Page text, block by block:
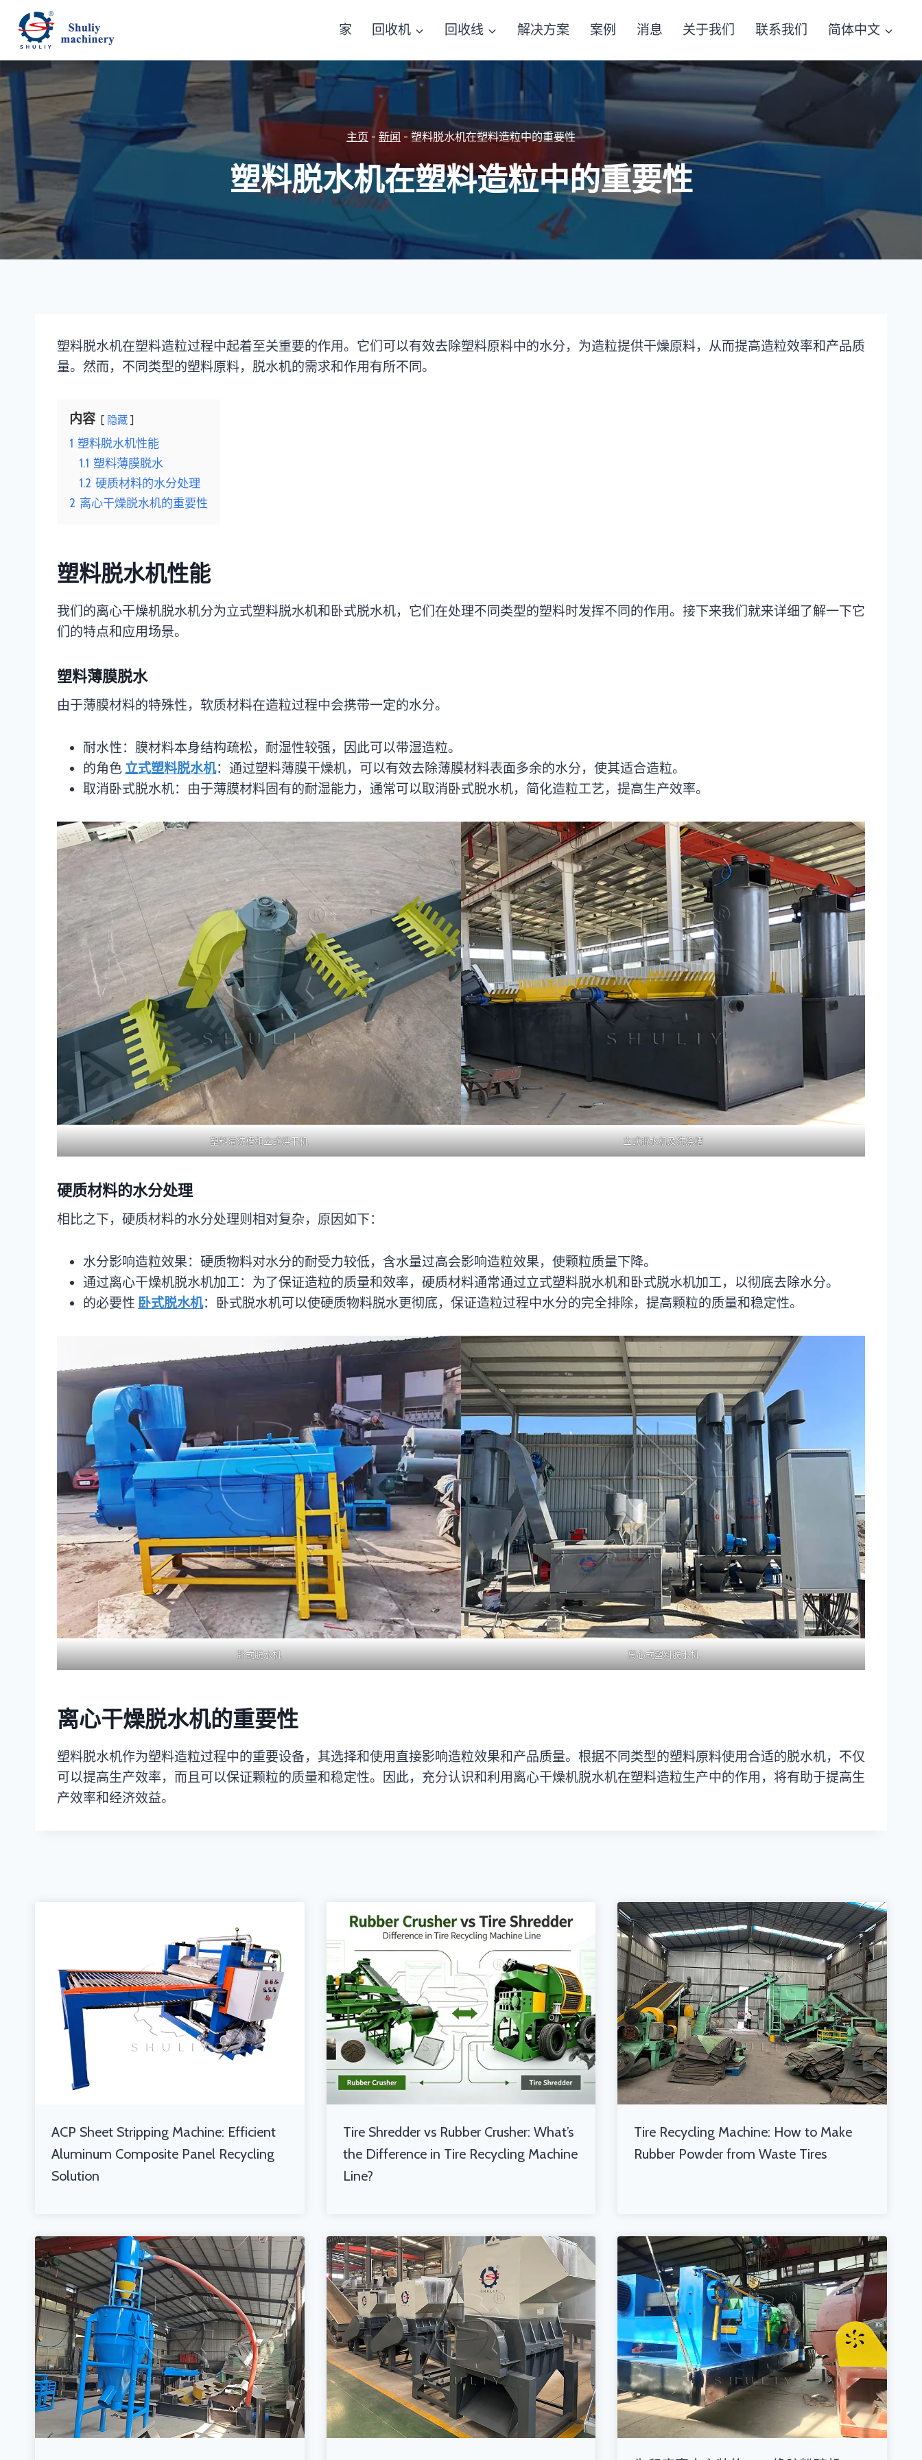
容
家 回收机 回收线 解决方案 案例 消息 关于我们 联系我们 简体中文
主页 - 新闻 - 塑料脱水机在塑料造粒中的重要性
塑料脱水机在塑料造粒中的重要性
塑料脱水机在塑料造粒过程中起着至关重要的作用。它们可以有效去除塑料原料中的水分，为造粒提供干燥原料，从而提高造粒效率和产品质
量。然而，不同类型的塑料原料，脱水机的需求和作用有所不同。
内容 隐藏
1 塑料脱水机性能
1.1 塑料薄膜脱水
1.2 硬质材料的水分处理
2 离心干燥脱水机的重要性
塑料脱水机性能
我们的离心干燥机脱水机分为立式塑料脱水机和卧式脱水机，它们在处理不同类型的塑料时发挥不同的作用。接下来我们就来详细了解一下它
们的特点和应用场景。
塑料薄膜脱水
由于薄膜材料的特殊性，软质材料在造粒过程中会携带一定的水分。
耐水性：膜材料本身结构疏松，耐湿性较强，因此可以带湿造粒。
的角色 立式塑料脱水机：通过塑料薄膜干燥机，可以有效去除薄膜材料表面多余的水分，使其适合造粒。
取消卧式脱水机：由于薄膜材料固有的耐湿能力，通常可以取消卧式脱水机，简化造粒工艺，提高生产效率。
塑料清洗槽和立式烘干机 立式脱水机及洗涤槽
硬质材料的水分处理
相比之下，硬质材料的水分处理则相对复杂，原因如下：
水分影响造粒效果：硬质物料对水分的耐受力较低，含水量过高会影响造粒效果，使颗粒质量下降。
通过离心干燥机脱水机加工：为了保证造粒的质量和效率，硬质材料通常通过立式塑料脱水机和卧式脱水机加工，以彻底去除水分。
的必要性 卧式脱水机：卧式脱水机可以使硬质物料脱水更彻底，保证造粒过程中水分的完全排除，提高颗粒的质量和稳定性。
卧式脱水机 离心式塑料脱水机
离心干燥脱水机的重要性
塑料脱水机作为塑料造粒过程中的重要设备，其选择和使用直接影响造粒效果和产品质量。根据不同类型的塑料原料使用合适的脱水机，不仅
可以提高生产效率，而且可以保证颗粒的质量和稳定性。因此，充分认识和利用离心干燥机脱水机在塑料造粒生产中的作用，将有助于提高生
产效率和经济效益。
ACP Sheet Stripping Machine: Efficient
Aluminum Composite Panel Recycling
Solution
Tire Shredder vs Rubber Crusher: What’s
the Difference in Tire Recycling Machine
Line?
Tire Recycling Machine: How to Make
Rubber Powder from Waste Tires